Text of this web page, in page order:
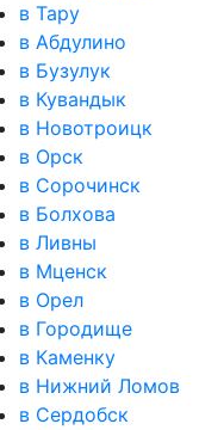
в Тару
в Абдулино
в Бузулук
в Кувандык
в Новотроицк
в Орск
в Сорочинск
в Болхова
в Ливны
в Мценск
в Орел
в Городище
в Каменку
в Нижний Ломов
в Сердобск